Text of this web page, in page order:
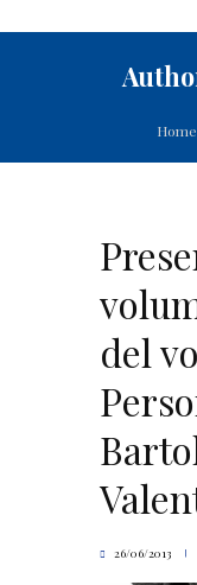
Home
del
26/06/2013